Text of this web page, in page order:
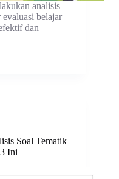
analisis
belajar
dan
Soal Tematik
Ini